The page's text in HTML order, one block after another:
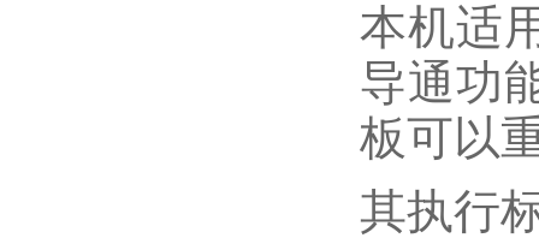
本机适
导通功
板可以
其执行